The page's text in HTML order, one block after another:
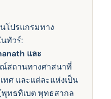
โปรแกรมทาง
ทัวร์:
และ
สถานทางศาสนาที่
ศ และแต่ละแห่งเป็น
ทธทิเบต พุทธสากล